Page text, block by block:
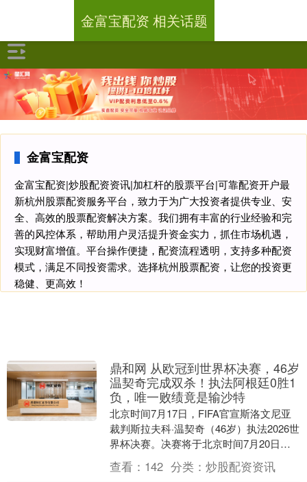
金富宝配资
金富宝配资|炒股配资资讯|加杠杆的股票平台|可靠配资开户最
新杭州股票配资服务平台，致力于为广大投资者提供专业、安
全、高效的股票配资解决方案。我们拥有丰富的行业经验和完
善的风控体系，帮助用户灵活提升资金实力，抓住市场机遇，
实现财富增值。平台操作便捷，配资流程透明，支持多种配资
模式，满足不同投资需求。选择杭州股票配资，让您的投资更
稳健、更高效！
金富宝配资 相关话题
鼎和网 从欧冠到世界杯决赛，46岁
温契奇完成双杀！执法阿根廷0胜1
负，唯一败绩竟是输沙特
北京时间7月17日，FIFA官宣斯洛文尼亚
裁判斯拉夫科·温契奇（46岁）执法2026世
界杯决赛。决赛将于北京时间7月20日凌
晨3点在纽约大都会人寿体育场打响，
对....
查看： 142 分类： 炒股配资资讯